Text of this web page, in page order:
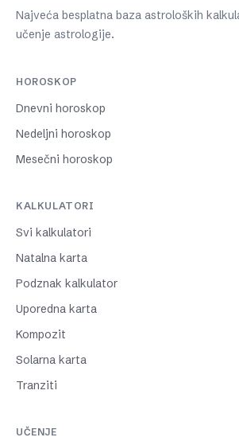
Najveća besplatna baza astroloških
učenje astrologije.
HOROSKOP
Dnevni horoskop
Nedeljni horoskop
Mesečni horoskop
KALKULATORI
Svi kalkulatori
Natalna karta
Podznak kalkulator
Uporedna karta
Kompozit
Solarna karta
Tranziti
UČENJE